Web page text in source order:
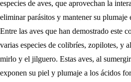
especies de aves, que aprovechan la
eliminar parásitos y mantener su plumaje
Entre las aves que han demostrado este
varias especies de colibríes, zopilotes, y
mirlo y el jilguero. Estas aves, al
exponen su piel y plumaje a los ácidos